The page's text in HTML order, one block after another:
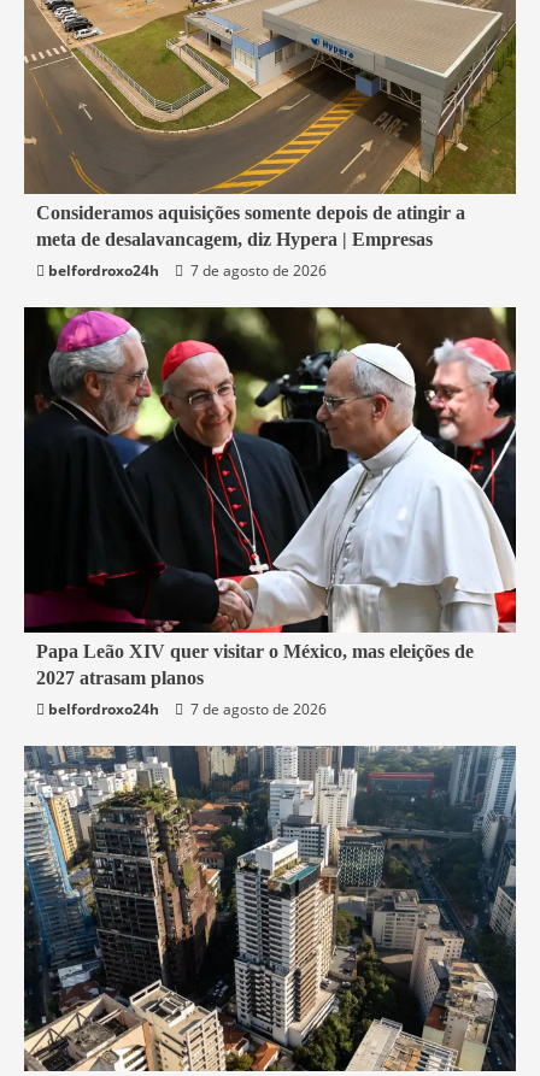
4 min read
Economia
Consideramos aquisições somente depois de atingir a
meta de desalavancagem, diz Hypera | Empresas
belfordroxo24h
7 de agosto de 2026
3 min read
Mundo
Papa Leão XIV quer visitar o México, mas eleições de
2027 atrasam planos
belfordroxo24h
7 de agosto de 2026